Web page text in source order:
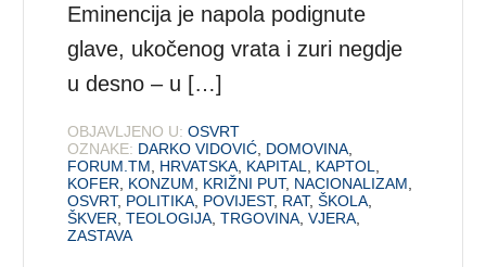
Eminencija je napola podignute
glave, ukočenog vrata i zuri negdje
u desno – u […]
OBJAVLJENO U: OSVRT
OZNAKE: DARKO VIDOVIĆ DOMOVINA
FORUM.TM
HRVATSKA KAPITAL KAPTOL
KOFER
KONZUM KRIŽNI PUT, NACIONALIZAM
OSVRT, POLITIKA POVIJEST, RAT,ŠKOLA
ŠKVER ,TEOLOGIJA ,TRGOVINA ,VJERA
ZASTAVA